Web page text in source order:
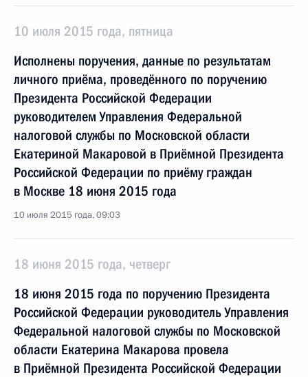
10 июля 2015 года, пятница
Исполнены поручения, данные по результатам
личного приёма, проведённого по поручению
Президента Российской Федерации
руководителем Управления Федеральной
налоговой службы по Московской области
Екатериной Макаровой в Приёмной Президента
Российской Федерации по приёму граждан
в Москве 18 июня 2015 года
10 июля 2015 года, 09:03
18 июня 2015 года, четверг
18 июня 2015 года по поручению Президента
Российской Федерации руководитель Управления
Федеральной налоговой службы по Московской
области Екатерина Макарова провела
в Приёмной Президента Российской Федерации